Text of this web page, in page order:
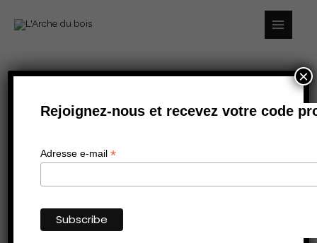
Rejoignez-nous et recevez votre code
Adresse e-mail *
×